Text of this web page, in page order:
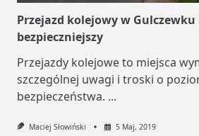
Przejazd kolejowy w Gulczewku
bezpieczniejszy
Przejazdy kolejowe to miejsca
szczególnej uwagi i troski o
bezpieczeństwa. ...
Maciej Słowiński 5 Maj, 2019